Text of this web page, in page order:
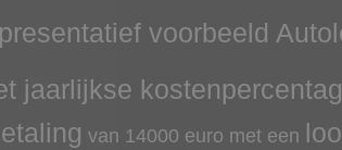
voorbeeld
jaarlijkse
van 14000 euro met een